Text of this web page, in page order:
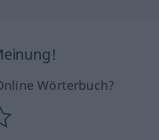
Wörterbuch?